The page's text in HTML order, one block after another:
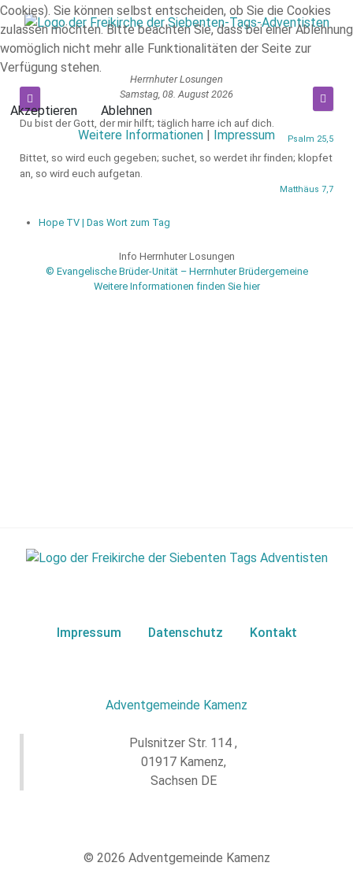
Herrnhuter Losungen
Samstag, 08. August 2026
Du bist der Gott, der mir hilft; täglich harre ich auf dich.
Psalm 25,5
Bittet, so wird euch gegeben; suchet, so werdet ihr finden; klopfet
an, so wird euch aufgetan.
Matthäus 7,7
Hope TV | Das Wort zum Tag
Info Herrnhuter Losungen
© Evangelische Brüder-Unität – Herrnhuter Brüdergemeine
Weitere Informationen finden Sie hier
Impressum Datenschutz Kontakt
Adventgemeinde Kamenz
Pulsnitzer Str. 114 ,
01917 Kamenz,
Sachsen DE
© 2026 Adventgemeinde Kamenz
Cookies). Sie können selbst entscheiden, ob Sie die Cookies
zulassen möchten. Bitte beachten Sie, dass bei einer Ablehnung
womöglich nicht mehr alle Funktionalitäten der Seite zur
Verfügung stehen.
Akzeptieren
Ablehnen
Weitere Informationen | Impressum